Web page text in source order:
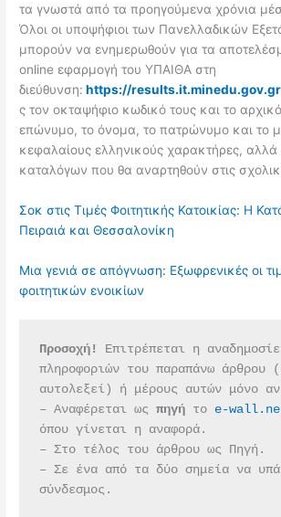
τα γνωστά από τα προηγούμενα χρόνια
Όλοι οι υποψήφιοι των Πανελλαδικών
μπορούν να ενημερωθούν για τα
online εφαρμογή του ΥΠΑΙΘΑ στη
διεύθυνση: https://results.it.minedu.gov.gr
ς τον οκταψήφιο κωδικό τους και το
επώνυμο, το όνομα, το πατρώνυμο και το
κεφαλαίους ελληνικούς χαρακτήρες,
καταλόγων που θα αναρτηθούν στις
Σοκ στις Τιμές Φοιτητικής Κατοικίας: Η
Πειραιά και Θεσσαλονίκη
Μια γενιά σε απόγνωση: Εξωφρενικές οι
φοιτητικών ενοικίων
Προσοχή!
Επιτρέπεται η
πληροφοριών του παραπάνω άρθρου
αυτολεξεί) ή μέρους αυτών μόνο
– Αναφέρεται ως πηγή το e-
όπου γίνεται η αναφορά.
– Στο τέλος του άρθρου ως Πηγή.
– Σε ένα από τα δύο σημεία να
σύνδεσμος.